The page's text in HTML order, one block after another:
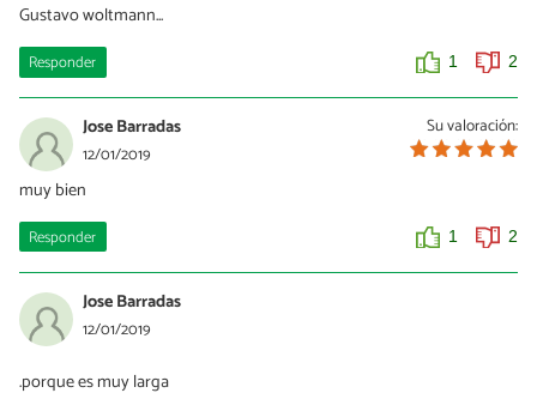
Gustavo woltmann...
Responder 1 2
Su valoración:
Jose Barradas
12/01/2019
muy bien
Responder 1 2
Jose Barradas
12/01/2019
.porque es muy larga